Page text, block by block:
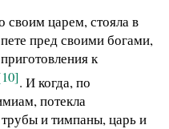
своим царем, стояла в
пред своими богами,
к
. И когда, по
потекла
и тимпаны, царь и